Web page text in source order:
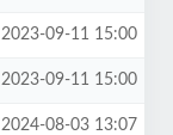
2023-09-11 15:00
2023-09-11 15:00
2024-08-03 13:07